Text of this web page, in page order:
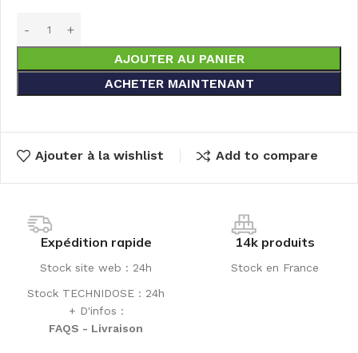
AJOUTER AU PANIER
ACHETER MAINTENANT
Ajouter à la wishlist Add to compare
Expédition rapide
Stock site web : 24h
Stock TECHNIDOSE : 24h
+ D'infos :
FAQS - Livraison
14k produits
Stock en France